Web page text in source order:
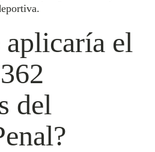
aplicaría el
del